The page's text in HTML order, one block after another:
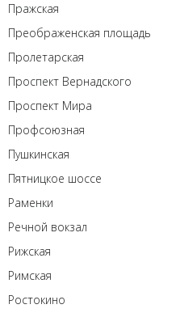
Пражская
Преображенская площадь
Пролетарская
Проспект Вернадского
Проспект Мира
Профсоюзная
Пушкинская
Пятницкое шоссе
Раменки
Речной вокзал
Рижская
Римская
Ростокино